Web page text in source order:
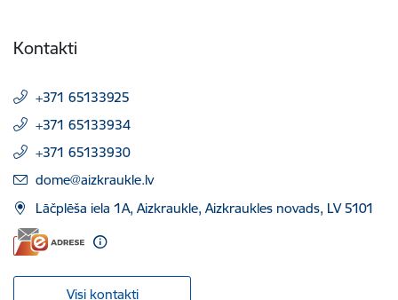
Kontakti
+371 65133925
+371 65133934
+371 65133930
E-pasts:
dome@aizkraukle.lv
Lāčplēša iela 1A, Aizkraukle, Aizkraukles novads, LV 5101
Visi kontakti